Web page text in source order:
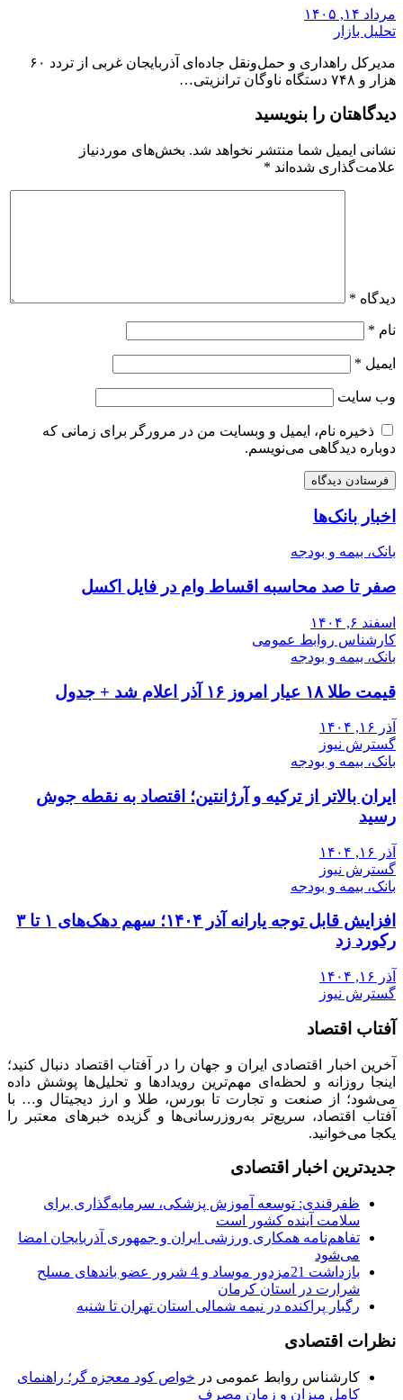
مرداد ۱۴, ۱۴۰۵
تحلیل بازار
مدیرکل راهداری و حمل‌ونقل جاده‌ای آذربایجان‌ غربی از تردد ۶۰
هزار و ۷۴۸ دستگاه ناوگان ترانزیتی…
دیدگاهتان را بنویسید
نشانی ایمیل شما منتشر نخواهد شد. بخش‌های موردنیاز
علامت‌گذاری شده‌اند *
دیدگاه *
نام *
ایمیل *
وب‌ سایت
ذخیره نام، ایمیل و وبسایت من در مرورگر برای زمانی که
دوباره دیدگاهی می‌نویسم.
اخبار بانک‌ها
بانک، بیمه و بودجه
صفر تا صد محاسبه اقساط وام در فایل اکسل
اسفند ۶, ۱۴۰۴
کارشناس روابط عمومی
بانک، بیمه و بودجه
قیمت طلا ۱۸ عیار امروز ۱۶ آذر اعلام شد + جدول
آذر ۱۶, ۱۴۰۴
گسترش نیوز
بانک، بیمه و بودجه
ایران بالاتر از ترکیه و آرژانتین؛ اقتصاد به نقطه جوش
رسید
آذر ۱۶, ۱۴۰۴
گسترش نیوز
بانک، بیمه و بودجه
افزایش قابل توجه یارانه آذر ۱۴۰۴؛ سهم دهک‌های ۱ تا ۳
رکورد زد
آذر ۱۶, ۱۴۰۴
گسترش نیوز
آفتاب اقتصاد
آخرین اخبار اقتصادی ایران و جهان را در آفتاب اقتصاد دنبال کنید؛
اینجا روزانه و لحظه‌ای مهم‌ترین رویدادها و تحلیل‌ها پوشش داده
می‌شود؛ از صنعت و تجارت تا بورس، طلا و ارز دیجیتال و… با
آفتاب اقتصاد، سریع‌تر به‌روزرسانی‌ها و گزیده خبرهای معتبر را
یکجا می‌خوانید.
جدیدترین اخبار اقتصادی
ظفرقندی: توسعه آموزش پزشکی، سرمایه‌گذاری برای
سلامت آینده کشور است
تفاهم‌نامه همکاری ورزشی ایران و جمهوری آذربایجان امضا
می‌شود
بازداشت 21مزدور موساد و 4 شرور عضو باندهای مسلح
شرارت در استان کرمان
رگبار پراکنده در نیمه شمالی استان تهران تا شنبه
نظرات اقتصادی
کارشناس روابط عمومی در خواص کود معجزه گر؛ راهنمای
کامل میزان و زمان مصرف